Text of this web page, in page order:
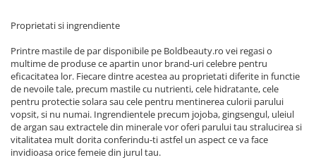
Proprietati si ingrendiente
Printre mastile de par disponibile pe Boldbeauty.ro vei regasi o
multime de produse ce apartin unor brand-uri celebre pentru
eficacitatea lor. Fiecare dintre acestea au proprietati diferite in functie
de nevoile tale, precum mastile cu nutrienti, cele hidratante, cele
pentru protectie solara sau cele pentru mentinerea culorii parului
vopsit, si nu numai. Ingrendientele precum jojoba, gingsengul, uleiul
de argan sau extractele din minerale vor oferi parului tau stralucirea si
vitalitatea mult dorita conferindu-ti astfel un aspect ce va face
invidioasa orice femeie din jurul tau.